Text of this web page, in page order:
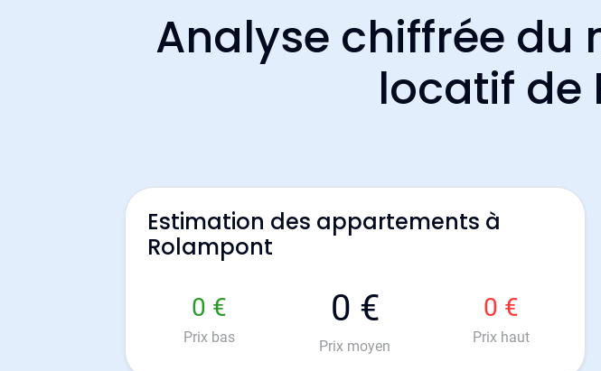
Analyse chiffrée
locatif de
Estimation des appartements à
Rolampont
0 €
Prix bas
0 €
Prix moyen
0 €
Prix haut